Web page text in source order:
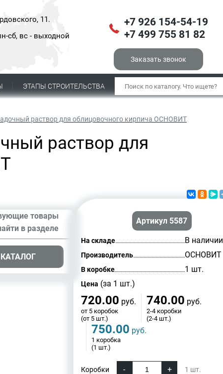
11.
сб, вс - выходной
+7 926 154-54-19
+7 499 755 81 82
Заказать звонок
ЭТАПЫ СТРОИТЕЛЬСТВА
раствор для облицовочного кирпича ОСНОВИТ
раствор для
товары
в разделе
КАТАЛОГ
Артикул 5587
На складе В наличии
Производитель ОСНОВИТ
В коробке 1 шт.
Цена (за 1 шт.)
720.00 руб.
от 5 коробок
(от 5 шт.)
740.00 руб.
2-4 коробки
(2-4 шт.)
750.00 руб.
1 коробка
(1 шт.)
Коробки 1 шт.